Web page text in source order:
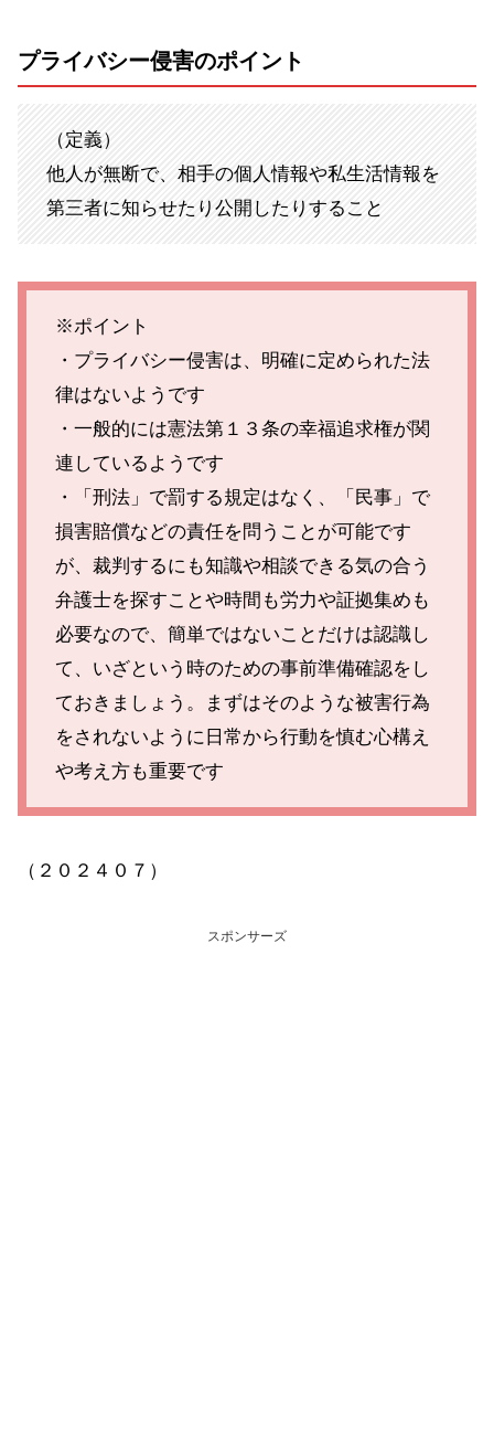
プライバシー侵害のポイント
（定義）
他人が無断で、相手の個人情報や私生活情報を
第三者に知らせたり公開したりすること
※ポイント
・プライバシー侵害は、明確に定められた法
律はないようです
・一般的には憲法第１３条の幸福追求権が関
連しているようです
・「刑法」で罰する規定はなく、「民事」で
損害賠償などの責任を問うことが可能です
が、裁判するにも知識や相談できる気の合う
弁護士を探すことや時間も労力や証拠集めも
必要なので、簡単ではないことだけは認識し
て、いざという時のための事前準備確認をし
ておきましょう。まずはそのような被害行為
をされないように日常から行動を慎む心構え
や考え方も重要です
（２０２４０７）
スポンサーズ